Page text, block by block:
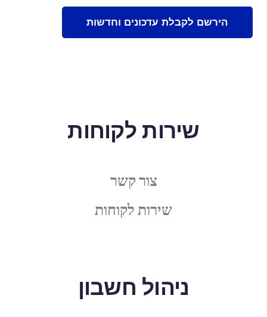
שירות לקוחות
צור קשר
שירות לקוחות
ניהול חשבון